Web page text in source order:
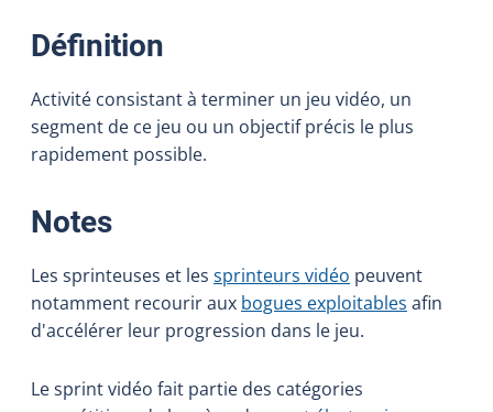
Définition
Activité consistant à terminer un jeu vidéo, un
segment de ce jeu ou un objectif précis le plus
rapidement possible.
Notes:
Les sprinteuses et les sprinteurs vidéo peuvent
notamment recourir aux bogues exploitables afin
d'accélérer leur progression dans le jeu.
Le sprint vidéo fait partie des catégories